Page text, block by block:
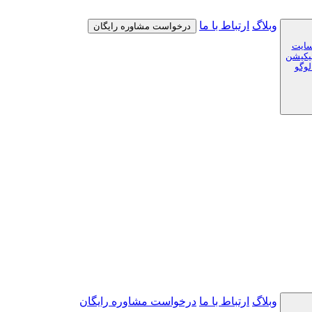
وبلاگ ارتباط با ما درخواست مشاوره رایگان
وبلاگ ارتباط با ما درخواست مشاوره رایگان